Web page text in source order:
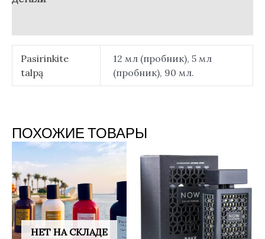
Pasirinkite
talpą
12 мл (пробник), 5 мл
(пробник), 90 мл.
ПОХОЖИЕ ТОВАРЫ
НЕТ НА СКЛАДЕ